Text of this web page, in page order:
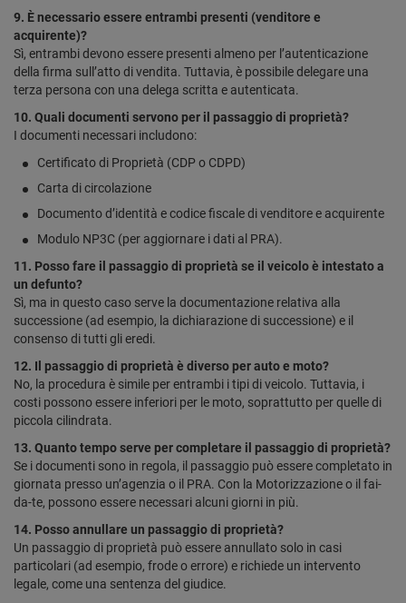
9. È necessario essere entrambi presenti (venditore e
acquirente)?
Sì, entrambi devono essere presenti almeno per l’autenticazione
della firma sull’atto di vendita. Tuttavia, è possibile delegare una
terza persona con una delega scritta e autenticata.
10. Quali documenti servono per il passaggio di proprietà?
I documenti necessari includono:
Certificato di Proprietà (CDP o CDPD)
Carta di circolazione
Documento d’identità e codice fiscale di venditore e acquirente
Modulo NP3C (per aggiornare i dati al PRA).
11. Posso fare il passaggio di proprietà se il veicolo è intestato a
un defunto?
Sì, ma in questo caso serve la documentazione relativa alla
successione (ad esempio, la dichiarazione di successione) e il
consenso di tutti gli eredi.
12. Il passaggio di proprietà è diverso per auto e moto?
No, la procedura è simile per entrambi i tipi di veicolo. Tuttavia, i
costi possono essere inferiori per le moto, soprattutto per quelle di
piccola cilindrata.
13. Quanto tempo serve per completare il passaggio di proprietà?
Se i documenti sono in regola, il passaggio può essere completato in
giornata presso un’agenzia o il PRA. Con la Motorizzazione o il fai-
da-te, possono essere necessari alcuni giorni in più.
14. Posso annullare un passaggio di proprietà?
Un passaggio di proprietà può essere annullato solo in casi
particolari (ad esempio, frode o errore) e richiede un intervento
legale, come una sentenza del giudice.